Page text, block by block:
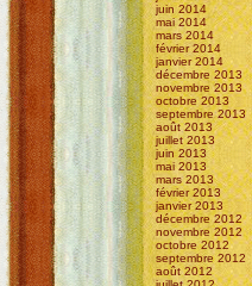
juin 2014
mai 2014
mars 2014
février 2014
janvier 2014
décembre 2013
novembre 2013
octobre 2013
septembre 2013
août 2013
juillet 2013
juin 2013
mai 2013
mars 2013
février 2013
janvier 2013
décembre 2012
novembre 2012
octobre 2012
septembre 2012
août 2012